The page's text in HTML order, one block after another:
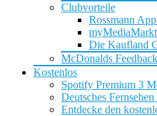
Clubvorteile
Rossmann
Die Kaufland
McDonalds
Kostenlos
Spotify Premium 3
Deutsches
Entdecke den